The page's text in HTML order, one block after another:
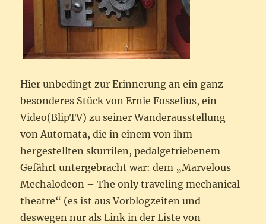
Hier unbedingt zur Erinnerung an ein ganz
besonderes Stück von Ernie Fosselius, ein
Video(BlipTV) zu seiner Wanderausstellung
von Automata, die in einem von ihm
hergestellten skurrilen, pedalgetriebenem
Gefährt untergebracht war: dem „Marvelous
Mechalodeon – The only traveling mechanical
theatre“ (es ist aus Vorblogzeiten und
deswegen nur als Link in der Liste von